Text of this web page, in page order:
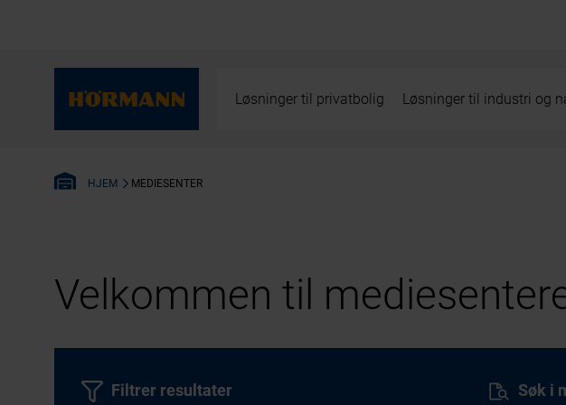
Løsninger til privatbolig Løsninger til industri og
HJEM MEDIESENTER
Velkommen til
Søk i
Filtrer resultater